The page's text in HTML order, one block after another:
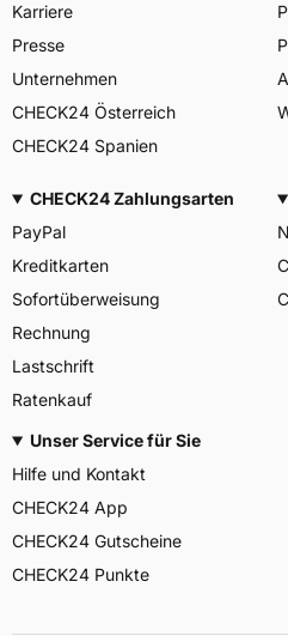
Karriere
Presse
Unternehmen
CHECK24 Österreich
CHECK24 Spanien
CHECK24 Zahlungsarten
PayPal
Kreditkarten
Sofortüberweisung
Rechnung
Lastschrift
Ratenkauf
Unser Service für Sie
Hilfe und Kontakt
CHECK24 App
CHECK24 Gutscheine
CHECK24 Punkte